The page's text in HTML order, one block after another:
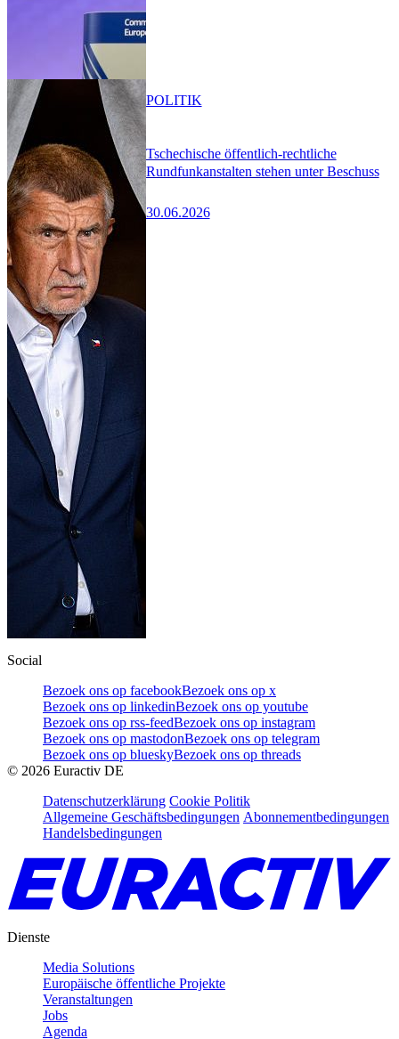
Tschechische öffentlich-rechtliche
Rundfunkanstalten stehen unter Beschuss
30.06.2026
POLITIK
Social
Bezoek ons op facebookBezoek ons op x
Bezoek ons op linkedinBezoek ons op youtube
Bezoek ons op rss-feedBezoek ons op instagram
Bezoek ons op mastodonBezoek ons op telegram
Bezoek ons op blueskyBezoek ons op threads
© 2026 Euractiv DE
Datenschutzerklärung Cookie Politik
Allgemeine Geschäftsbedingungen Abonnementbedingungen
Handelsbedingungen
Dienste
Media Solutions
Europäische öffentliche Projekte
Veranstaltungen
Jobs
Agenda